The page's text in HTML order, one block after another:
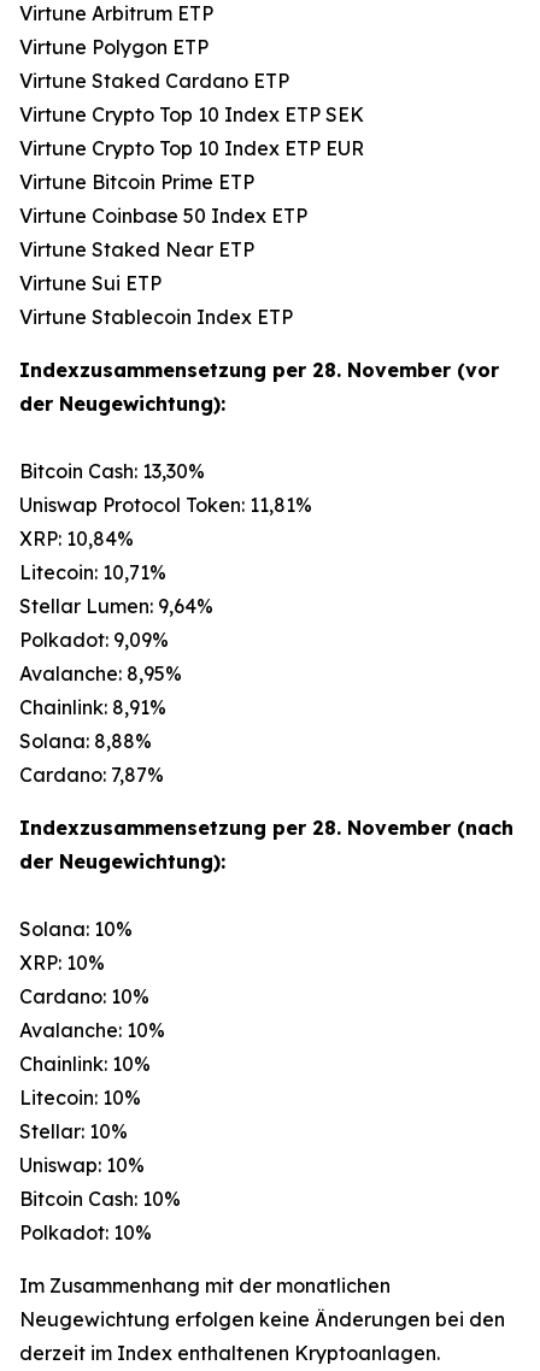
Virtune Arbitrum ETP
Virtune Polygon ETP
Virtune Staked Cardano ETP
Virtune Crypto Top 10 Index ETP SEK
Virtune Crypto Top 10 Index ETP EUR
Virtune Bitcoin Prime ETP
Virtune Coinbase 50 Index ETP
Virtune Staked Near ETP
Virtune Sui ETP
Virtune Stablecoin Index ETP
Indexzusammensetzung per 28. November (vor
der Neugewichtung):
Bitcoin Cash: 13,30%
Uniswap Protocol Token: 11,81%
XRP: 10,84%
Litecoin: 10,71%
Stellar Lumen: 9,64%
Polkadot: 9,09%
Avalanche: 8,95%
Chainlink: 8,91%
Solana: 8,88%
Cardano: 7,87%
Indexzusammensetzung per 28. November (nach
der Neugewichtung):
Solana: 10%
XRP: 10%
Cardano: 10%
Avalanche: 10%
Chainlink: 10%
Litecoin: 10%
Stellar: 10%
Uniswap: 10%
Bitcoin Cash: 10%
Polkadot: 10%
Im Zusammenhang mit der monatlichen
Neugewichtung erfolgen keine Änderungen bei den
derzeit im Index enthaltenen Kryptoanlagen.